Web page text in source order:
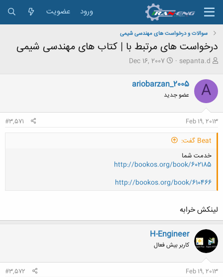
ورود عضویت
سوالات و درخواست های مهندسی شیمی
درخواست های مرتبط با | کتاب های مهندسی شیمی
ش
و
ع
ک
ن
ن
د
م
ض
و
ع
sepanta.d
ت
ی
خ
ر
Dec 16, 2007
A
ariobarzan_2005
عضو جدید
Feb 19, 2013
#3,571
Beat گفت:
خدمت شما
http://bookos.org/book/602185
http://bookos.org/book/610466
کلیک کنید تا باز شود...
لینکش خرابه
H-Engineer
کاربر بیش فعال
Feb 19, 2013
#3,572